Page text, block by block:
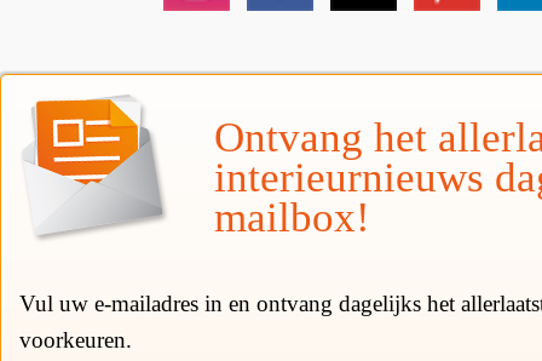
Ontvang het
interieurnieuws
mailbox!
Vul uw e-mailadres in en ontvang dagelijks het
voorkeuren.